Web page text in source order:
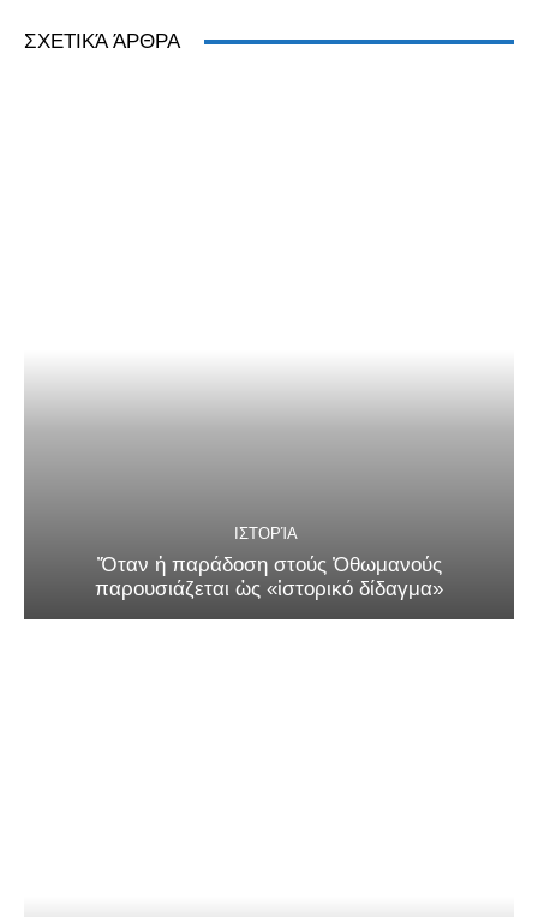
ΣΧΕΤΙΚΆ ΆΡΘΡΑ
ΙΣΤΟΡΊΑ
Ὅταν ἡ παράδοση στούς Ὀθωμανούς
παρουσιάζεται ὡς «ἱστορικό δίδαγμα»